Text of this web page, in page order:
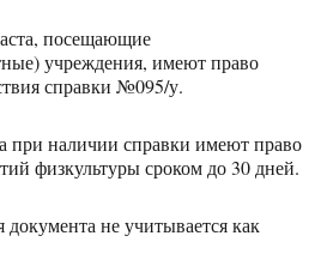
посещающие
учреждения, имеют право
справки №095/у.
при наличии справки имеют право
физкультуры сроком до 30 дней.
документа не учитывается как